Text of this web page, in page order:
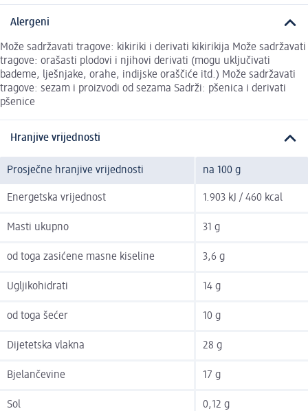
Alergeni
Može sadržavati tragove: kikiriki i derivati kikirikija Može sadržavati
tragove: orašasti plodovi i njihovi derivati (mogu uključivati
bademe, lješnjake, orahe, indijske oraščiće itd.) Može sadržavati
tragove: sezam i proizvodi od sezama Sadrži: pšenica i derivati
pšenice
Hranjive vrijednosti
Prosječne hranjive vrijednosti na 100 g
Energetska vrijednost 1.903 kJ / 460 kcal
Masti ukupno 31 g
od toga zasićene masne kiseline 3,6 g
Ugljikohidrati 14 g
od toga šećer 10 g
Dijetetska vlakna 28 g
Bjelančevine 17 g
Sol 0,12 g